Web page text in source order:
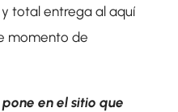
total entrega al aquí
momento de
en el sitio que